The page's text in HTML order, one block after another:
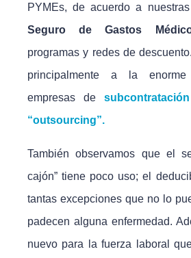
PYMEs, de acuerdo a
Seguro de Gastos
programas y redes de
principalmente a la
empresas de
“outsourcing”.
También observamos que el
cajón” tiene poco uso; el
tantas excepciones que no lo
padecen alguna enfermedad.
nuevo para la fuerza laboral